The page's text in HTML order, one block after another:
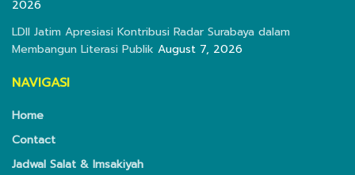
2026
LDII Jatim Apresiasi Kontribusi Radar Surabaya dalam
Membangun Literasi Publik August 7, 2026
NAVIGASI
Home
Contact
Jadwal Salat & Imsakiyah